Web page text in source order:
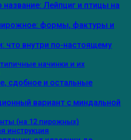
Лейпциг и птицы на
формы, фактуры и
что внутри по-настоящему
начинки и их
сдобное и остальные
вариант с миндальной
(на 12 пирожных)
инструкция